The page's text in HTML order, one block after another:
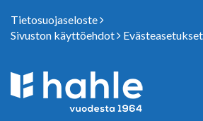
Tietosuojaseloste
Sivuston käyttöehdot
Evästeasetukset